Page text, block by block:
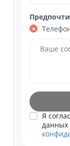
Я
данных